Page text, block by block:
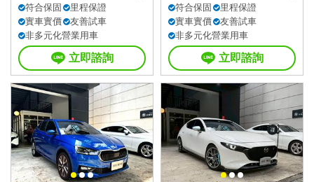
符合保固
里程保證
實車實價
友善試車
非多元化營業用車
立即諮詢
符合保固
里程保證
實車實價
友善試車
非多元化營業用車
立即諮詢